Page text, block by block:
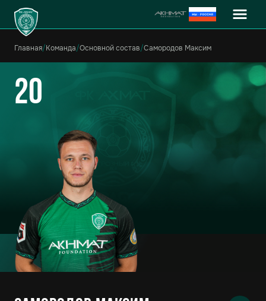
Главная/Команда/Основной состав/Самородов Максим
20